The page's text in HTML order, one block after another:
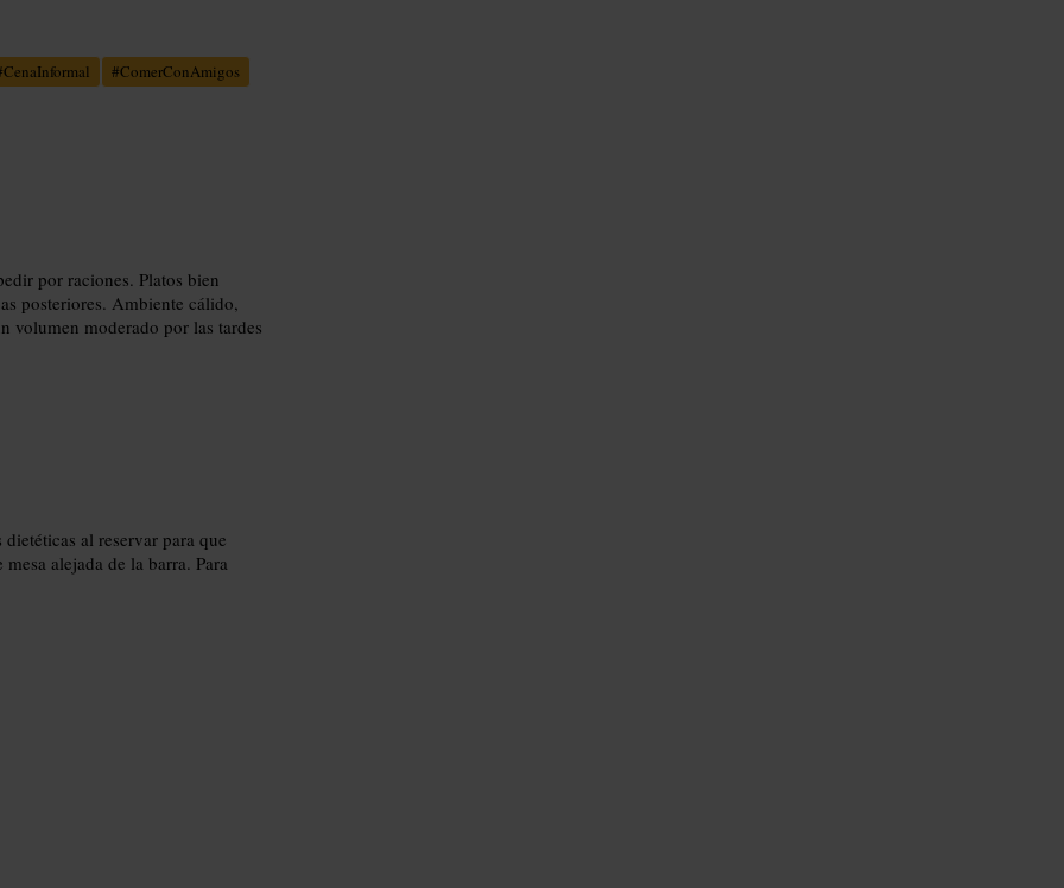
CenaInformal #ComerConAmigos
por raciones. Platos bien
posteriores. Ambiente cálido,
volumen moderado por las tardes
al reservar para que
alejada de la barra. Para